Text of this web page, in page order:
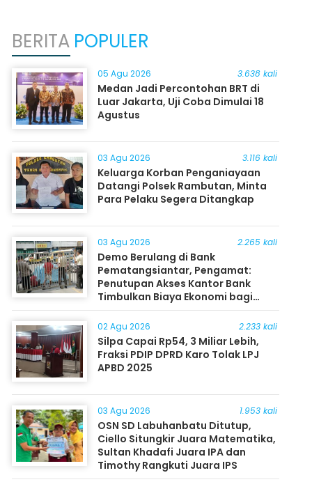
BERITA POPULER
05 Agu 2026 3.638 kali
Medan Jadi Percontohan BRT di
Luar Jakarta, Uji Coba Dimulai 18
Agustus
03 Agu 2026 3.116 kali
Keluarga Korban Penganiayaan
Datangi Polsek Rambutan, Minta
Para Pelaku Segera Ditangkap
03 Agu 2026 2.265 kali
Demo Berulang di Bank
Pematangsiantar, Pengamat:
Penutupan Akses Kantor Bank
Timbulkan Biaya Ekonomi bagi
Masyarakat
02 Agu 2026 2.233 kali
Silpa Capai Rp54, 3 Miliar Lebih,
Fraksi PDIP DPRD Karo Tolak LPJ
APBD 2025
03 Agu 2026 1.953 kali
OSN SD Labuhanbatu Ditutup,
Ciello Situngkir Juara Matematika,
Sultan Khadafi Juara IPA dan
Timothy Rangkuti Juara IPS